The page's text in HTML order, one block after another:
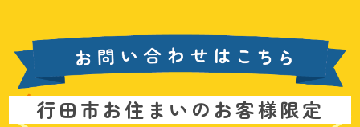
行田市お住まいのお客様限定